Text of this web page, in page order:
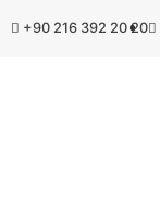
+90 216 392 20 20